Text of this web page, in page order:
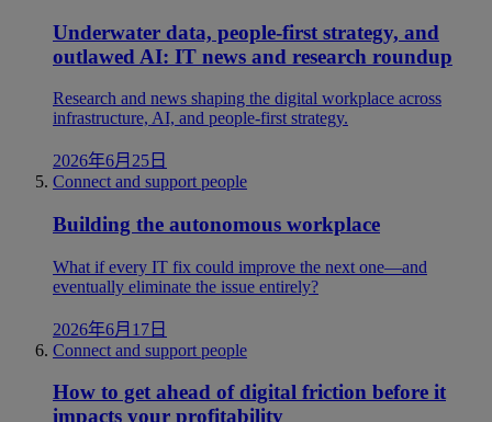
Underwater data, people-first strategy, and
outlawed AI: IT news and research roundup
Research and news shaping the digital workplace across
infrastructure, AI, and people-first strategy.
2026年6月25日
Connect and support people
Building the autonomous workplace
What if every IT fix could improve the next one—and
eventually eliminate the issue entirely?
2026年6月17日
Connect and support people
How to get ahead of digital friction before it
impacts your profitability